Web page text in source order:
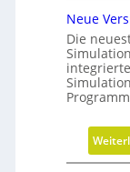
Neue
Die